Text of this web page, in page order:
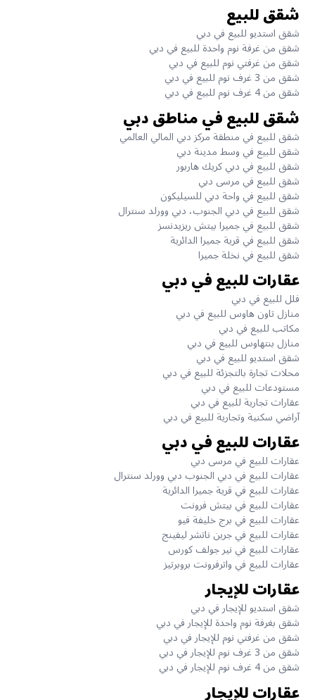
شقق للبيع
شقق استديو للبيع في دبي
شقق من غرفة نوم واحدة للبيع في دبي
شقق من غرفتي نوم للبيع في دبي
شقق من 3 غرف نوم للبيع في دبي
شقق من 4 غرف نوم للبيع في دبي
شقق للبيع في مناطق دبي
شقق للبيع في منطقة مركز دبي المالي العالمي
شقق للبيع في وسط مدينة دبي
شقق للبيع في دبي كريك هاربور
شقق للبيع في مرسى دبي
شقق للبيع في واحة دبي للسيليكون
شقق للبيع في دبي الجنوب، دبي وورلد سنترال
شقق للبيع في جميرا بيتش ريزيدنسز
شقق للبيع في قرية جميرا الدائرية
شقق للبيع في نخلة جميرا
عقارات للبيع في دبي
فلل للبيع في دبي
منازل تاون هاوس للبيع في دبي
مكاتب للبيع في دبي
منازل بنتهاوس للبيع في دبي
شقق استديو للبيع في دبي
محلات تجارة بالتجزئة للبيع في دبي
مستودعات للبيع في دبي
عقارات تجارية للبيع في دبي
آراضي سكنية وتجارية للبيع في دبي
عقارات للبيع في دبي
عقارات للبيع في مرسى دبي
عقارات للبيع في دبي الجنوب دبي وورلد سنترال
عقارات للبيع في قرية جميرا الدائرية
عقارات للبيع في بيتش فرونت
عقارات للبيع في برج خليفة فيو
عقارات للبيع في جرين ناتشر ليفينج
عقارات للبيع في نير جولف كورس
عقارات للبيع في واترفرونت بروبرتيز
عقارات للإيجار
شقق استديو للإيجار في دبي
شقق بغرفة نوم واحدة للإيجار في دبي
شقق من غرفتي نوم للإيجار في دبي
شقق من 3 غرف نوم للإيجار في دبي
شقق من 4 غرف نوم للإيجار في دبي
عقارات للإيجار